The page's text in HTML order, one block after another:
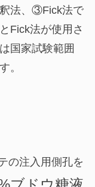
法、③Fick法で
Fick法が使用さ
国家試験範囲
。
の注入用側孔を